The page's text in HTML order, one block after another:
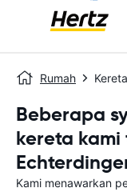
Rumah
Beberapa
kereta
Kami menawarkan